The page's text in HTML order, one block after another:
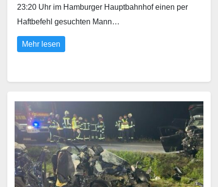
23:20 Uhr im Hamburger Hauptbahnhof einen per
Haftbefehl gesuchten Mann…
Mehr lesen